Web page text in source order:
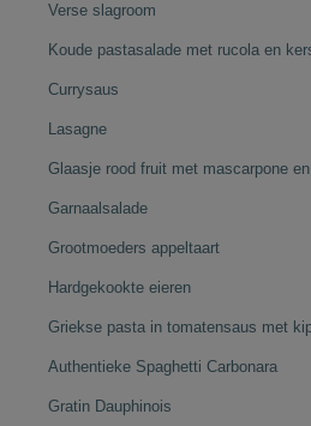
Verse slagroom
Koude pastasalade met rucola en
Currysaus
Lasagne
Glaasje rood fruit met mascarpone
Garnaalsalade
Grootmoeders appeltaart
Hardgekookte eieren
Griekse pasta in tomatensaus met
Authentieke Spaghetti Carbonara
Gratin Dauphinois